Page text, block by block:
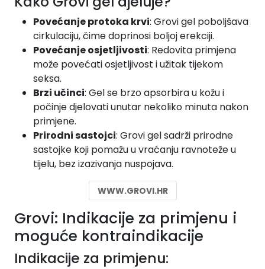
Povećanje protoka krvi: Grovi gel poboljšava
cirkulaciju, čime doprinosi boljoj erekciji.
Povećanje osjetljivosti: Redovita primjena
može povećati osjetljivost i užitak tijekom
seksa.
Brzi učinci: Gel se brzo apsorbira u kožu i
počinje djelovati unutar nekoliko minuta nakon
primjene.
Prirodni sastojci: Grovi gel sadrži prirodne
sastojke koji pomažu u vraćanju ravnoteže u
tijelu, bez izazivanja nuspojava.
WWW.GROVI.HR
Grovi: Indikacije za primjenu i
moguće kontraindikacije
Indikacije za primjenu: